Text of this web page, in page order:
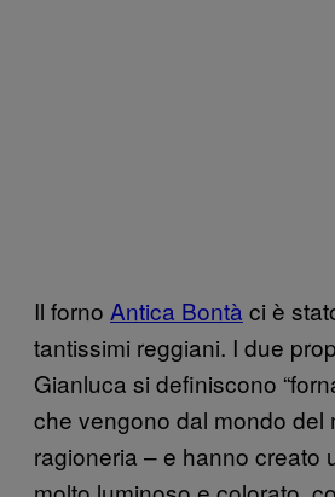
Il forno Antica Bontà ci è
tantissimi reggiani. I due
Gianluca si definiscono
che vengono dal mondo del
ragioneria – e hanno creato